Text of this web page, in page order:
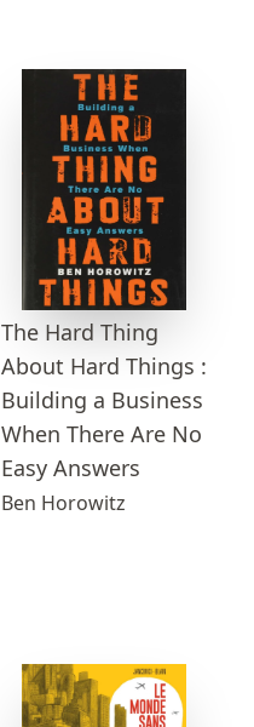
The Hard Thing
About Hard Things :
Building a Business
When There Are No
Easy Answers
Ben Horowitz